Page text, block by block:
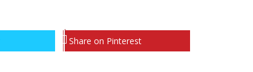
Share on Pinterest